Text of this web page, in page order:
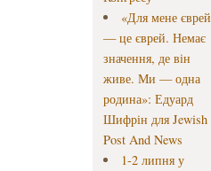
«Для мене єврей
— це єврей. Немає
значення, де він
живе. Ми — одна
родина»: Едуард
Шифрін для Jewish
Post And News
1-2 липня у